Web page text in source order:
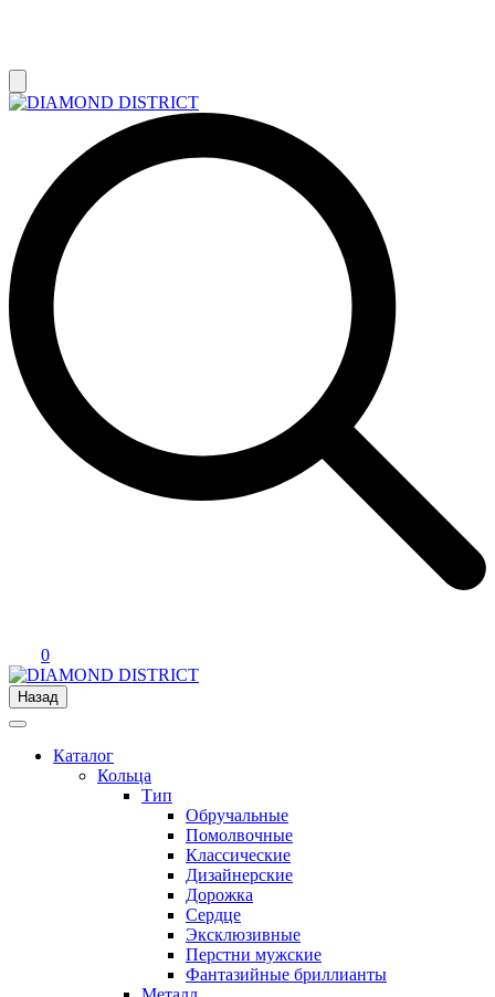
0
Назад
Каталог
Кольца
Тип
Обручальные
Помолвочные
Классические
Дизайнерские
Дорожка
Сердце
Эксклюзивные
Перстни мужские
Фантазийные бриллианты